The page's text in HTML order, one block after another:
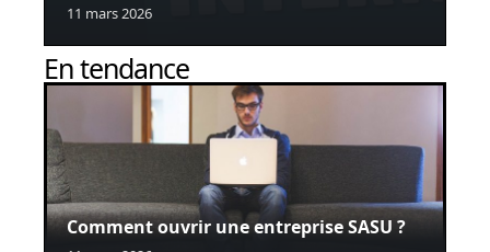
11 mars 2026
En tendance
Comment ouvrir une entreprise SASU ?